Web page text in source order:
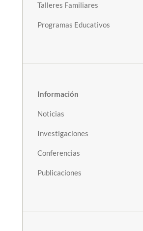
Talleres Familiares
Programas Educativos
Información
Noticias
Investigaciones
Conferencias
Publicaciones